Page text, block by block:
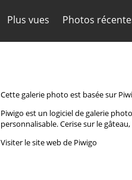
Plus vues Photos
Cette galerie photo est basée sur
Piwigo est un logiciel de galerie
personnalisable. Cerise sur le
Visiter le site web de Piwigo